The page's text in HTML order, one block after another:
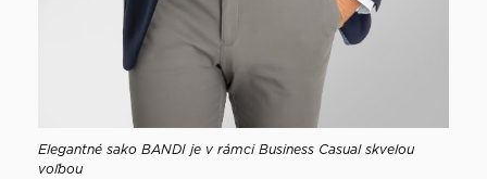
Elegantné sako BANDI je v rámci Business Casual skvelou
voľbou